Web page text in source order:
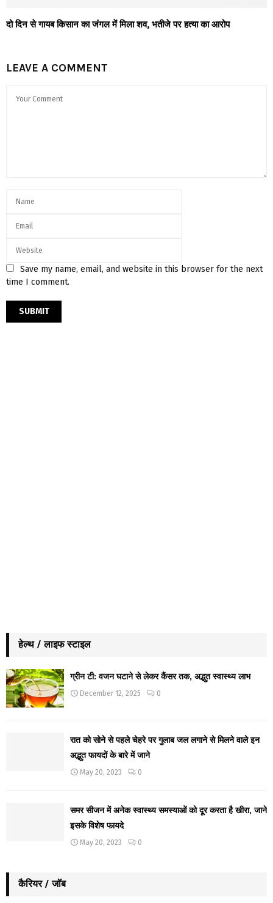
दो दिन से गायब किसान का जंगल में मिला शव, भतीजे पर हत्या का आरोप
LEAVE A COMMENT
Save my name, email, and website in this browser for the next
time I comment.
हेल्थ / लाइफ स्टाइल
ग्रीन टी: वजन घटाने से लेकर कैंसर तक, अद्भुत स्वास्थ्य लाभ
December 12, 2025 0
रात को सोने से पहले चेहरे पर गुलाब जल लगाने से मिलने वाले इन
अद्भुत फायदों के बारे में जाने
May 20, 2023 0
समर सीजन में अनेक स्वास्थ्य समस्याओं को दूर करता है खीरा, जाने
इसके विशेष फायदे
May 20, 2023 0
कैरियर / जॉब